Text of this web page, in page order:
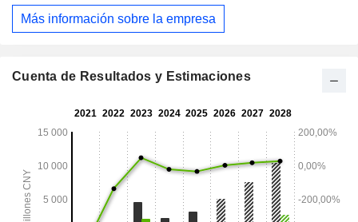
como ebronucimab (PCSK9), ebdarokimab (IL-12/IL-23) y
Gumokimab (AK111, IL-17), utilizados en los ámbitos
Más información sobre la empresa
Cuenta de Resultados y Estimaciones